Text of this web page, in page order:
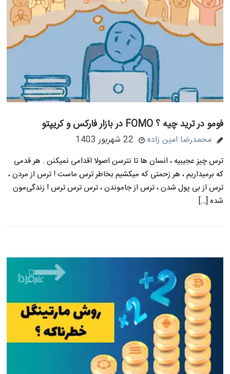
فومو در ترید چیه ؟ FOMO در بازار فارکس و کریپتو
محمدرضا امین زاده 22 شهریور 1403
ترس چیز عجیبیه ، انسان ها تا نترسن اصولا اقدامی نمیکنن . هر قدمی
که برمیداریم ، هر زحمتی که میکشیم بخاطر ترس ماست ! ترس از مردن ،
ترس از بی پول شدن ، ترس از جاموندن ، ترس ترس ترس ! زندگی‌مون
شده […]